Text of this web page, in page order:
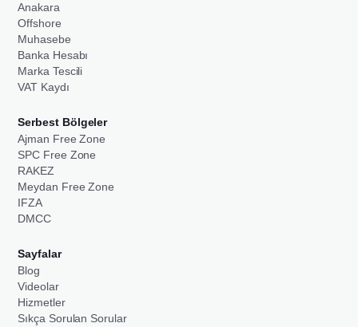
Anakara
Offshore
Muhasebe
Banka Hesabı
Marka Tescili
VAT Kaydı
Serbest Bölgeler
Ajman Free Zone
SPC Free Zone
RAKEZ
Meydan Free Zone
IFZA
DMCC
Sayfalar
Blog
Videolar
Hizmetler
Sıkça Sorulan Sorular